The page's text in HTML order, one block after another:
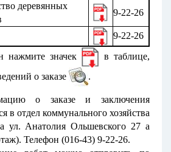
деревянных
9-22-26
9-22-26
нажмите значек
в таблице,
о заказе
.
о заказе и заключения
в отдел коммунального хозяйства
ул. Анатолия Ольшевского 27 а
Телефон (016-43) 9-22-26.